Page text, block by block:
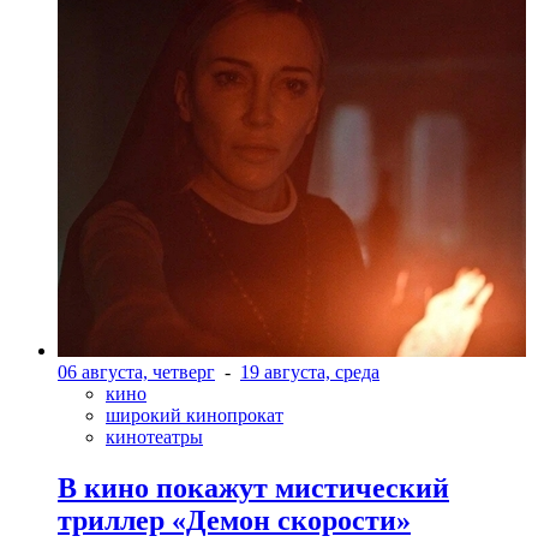
06 августа, четверг - 19 августа, среда
кино
широкий кинопрокат
кинотеатры
В кино покажут мистический
триллер «Демон скорости»